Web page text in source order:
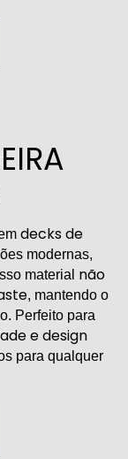
decks de
modernas,
material não
, mantendo o
Perfeito para
e design
para qualquer